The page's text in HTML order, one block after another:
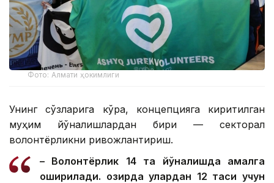
Фото: Алмати ҳокимлиги
Унинг сўзларига кўра, концепцияга киритилган
муҳим йўналишлардан бири — секторал
волонтёрликни ривожлантириш.
– Волонтёрлик 14 та йўналишда амалга
оширилади. Ҳозирда улардан 12 таси учун